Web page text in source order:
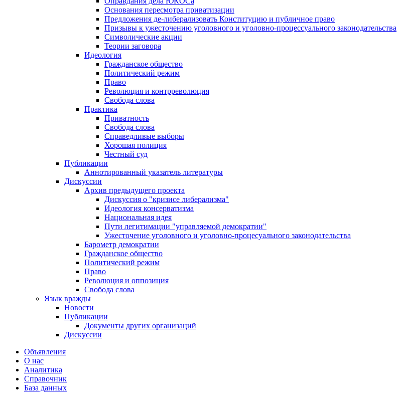
Основания пересмотра приватизации
Предложения де-либерализовать Конституцию и публичное право
Призывы к ужесточению уголовного и уголовно-процессуального законодательства
Символические акции
Теории заговора
Идеология
Гражданское общество
Политический режим
Право
Революция и контрреволюция
Свобода слова
Практика
Приватность
Свобода слова
Справедливые выборы
Хорошая полиция
Честный суд
Публикации
Аннотированный указатель литературы
Дискуссии
Архив предыдущего проекта
Дискуссия о "кризисе либерализма"
Идеология консерватизма
Национальная идея
Пути легитимации "управляемой демократии"
Ужесточение уголовного и уголовно-процесуального законодательства
Барометр демократии
Гражданское общество
Политический режим
Право
Революция и оппозиция
Свобода слова
Язык вражды
Новости
Публикации
Документы других организаций
Дискуссии
Объявления
О нас
Аналитика
Справочник
База данных